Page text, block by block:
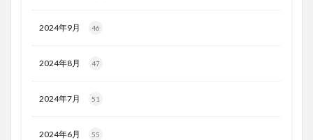
2024年9月 46
2024年8月 47
2024年7月 51
2024年6月 55